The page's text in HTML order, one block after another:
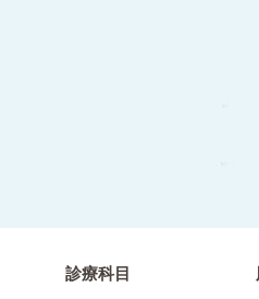
診療科目